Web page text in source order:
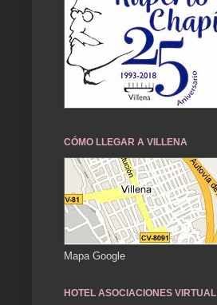
CÓMO LLEGAR A VILLENA
Mapa Google
HOTEL ASOCIACIONES VIRTUAL